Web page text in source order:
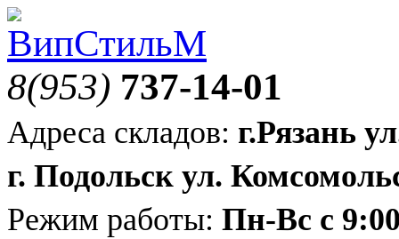
8(953) 737-14-01
Адреса складов: г.Рязань
г. Подольск ул.
Режим работы: Пн-Вс с